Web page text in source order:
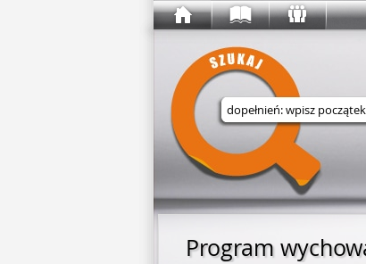
Wyszukaj w
Program